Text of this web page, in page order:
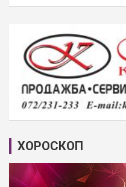
ХОРОСКОП